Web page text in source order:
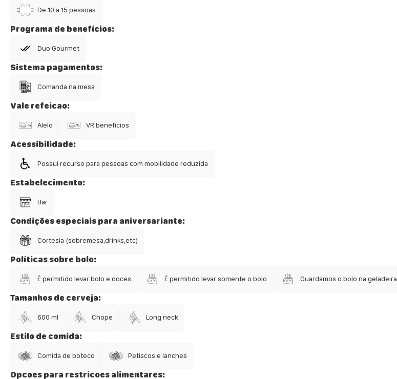
De 10 a 15 pessoas
Programa de benefícios:
Duo Gourmet
Sistema pagamentos:
Comanda na mesa
Vale refeicao:
Alelo VR benefícios
Acessibilidade:
Possui recurso para pessoas com mobilidade reduzida
Estabelecimento:
Bar
Condições especiais para aniversariante:
Cortesia (sobremesa,drinks,etc)
Políticas sobre bolo:
É permitido levar bolo e doces É permitido levar somente o bolo Guardamos o bolo na geladeira
Tamanhos de cerveja:
600 ml Chope Long neck
Estilo de comida:
Comida de boteco Petiscos e lanches
Opcoes para restricoes alimentares: